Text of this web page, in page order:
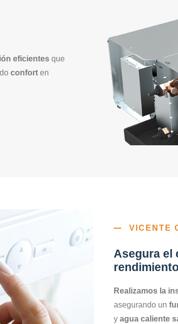
eficientes que
confort en
VICENTE
Asegura el
Realizamos la
asegurando un
y agua caliente